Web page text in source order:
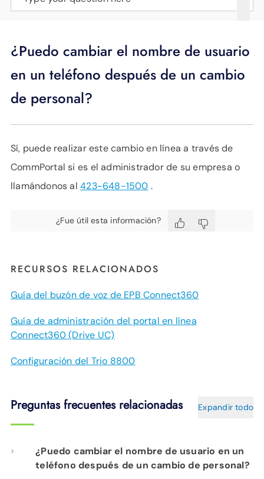
¿Puedo cambiar el nombre de usuario
en un teléfono después de un cambio
de personal?
Sí, puede realizar este cambio en línea a través de
CommPortal si es el administrador de su empresa o
llamándonos al423-648-1500 .
¿Fue útil esta información?
RECURSOS RELACIONADOS
Guía del buzón de voz de EPB Connect360
Guía de administración del portal en línea
Connect360 (Drive UC)
Configuración del Trio 8800
Preguntas frecuentes relacionadas Expandir todo
¿Puedo cambiar el nombre de usuario en un
teléfono después de un cambio de personal?